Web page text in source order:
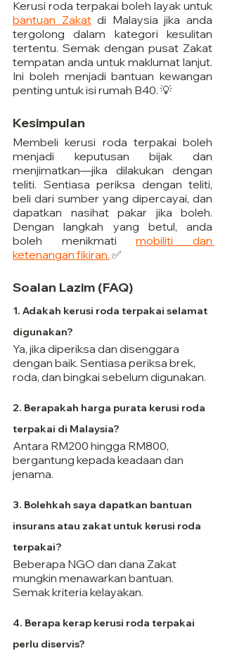
bantuan Zakat di Malaysia jika anda
tergolong dalam kategori kesulitan
tertentu. Semak dengan pusat Zakat
tempatan anda untuk maklumat lanjut.
Ini boleh menjadi bantuan kewangan
penting untuk isi rumah B40. 💡
Kesimpulan
Membeli kerusi roda terpakai boleh
menjadi keputusan bijak dan
menjimatkan—jika dilakukan dengan
teliti. Sentiasa periksa dengan teliti,
beli dari sumber yang dipercayai, dan
dapatkan nasihat pakar jika boleh.
Dengan langkah yang betul, anda
boleh menikmati mobiliti dan
ketenangan fikiran. ✅
Soalan Lazim (FAQ)
1. Adakah kerusi roda terpakai selamat
digunakan?
Ya, jika diperiksa dan disenggara
dengan baik. Sentiasa periksa brek,
roda, dan bingkai sebelum digunakan.
2. Berapakah harga purata kerusi roda
terpakai di Malaysia?
Antara RM200 hingga RM800,
bergantung kepada keadaan dan
jenama.
3. Bolehkah saya dapatkan bantuan
insurans atau zakat untuk kerusi roda
terpakai?
Beberapa NGO dan dana Zakat
mungkin menawarkan bantuan.
Semak kriteria kelayakan.
4. Berapa kerap kerusi roda terpakai
perlu diservis?